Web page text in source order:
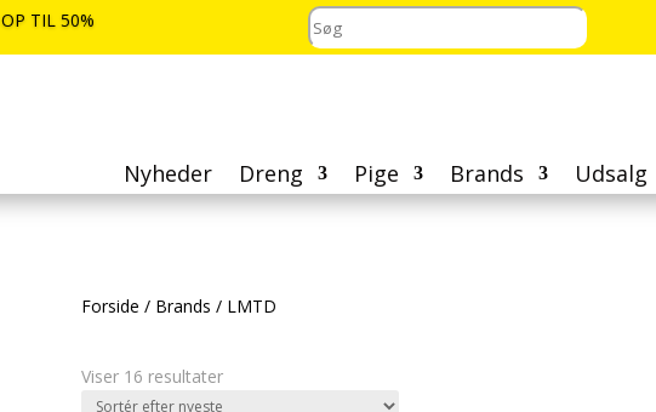
OP TIL 50%
Nyheder Dreng Pige Brands Udsalg
Forside / Brands / LMTD
Viser 16 resultaterSorteret